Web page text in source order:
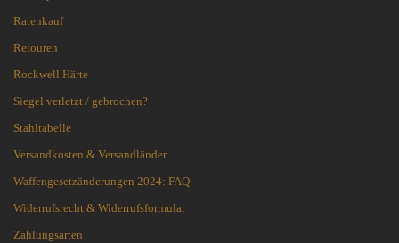
Ratenkauf
Retouren
Rockwell Härte
Siegel verletzt / gebrochen?
Stahltabelle
Versandkosten & Versandländer
Waffengesetzänderungen 2024: FAQ
Widerrufsrecht & Widerrufsformular
Zahlungsarten